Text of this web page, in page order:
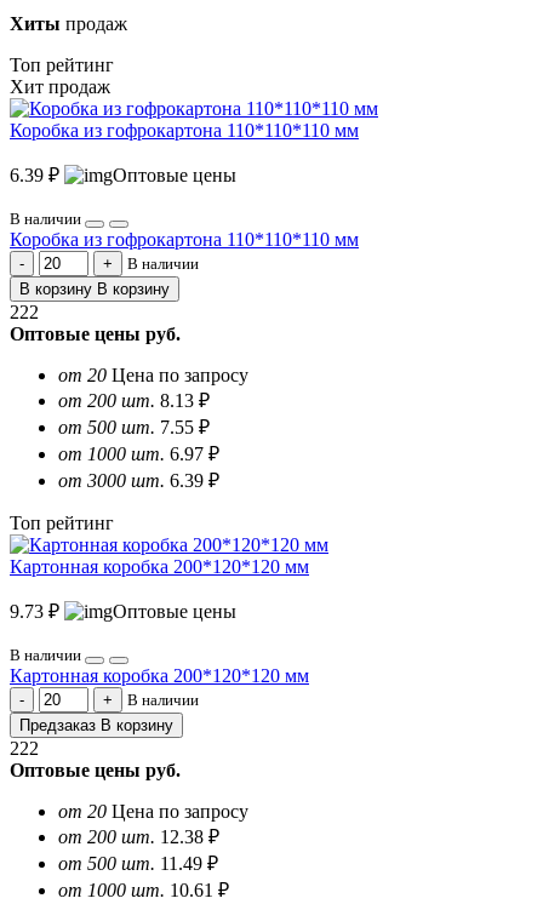
Хиты продаж
Топ рейтинг
Хит продаж
Коробка из гофрокартона 110*110*110 мм
6.39 ₽ Оптовые цены
В наличии
Коробка из гофрокартона 110*110*110 мм
В наличии
В корзину В корзину
222
Оптовые цены руб.
от 20 Цена по запросу
от 200 шт. 8.13 ₽
от 500 шт. 7.55 ₽
от 1000 шт. 6.97 ₽
от 3000 шт. 6.39 ₽
Топ рейтинг
Картонная коробка 200*120*120 мм
9.73 ₽ Оптовые цены
В наличии
Картонная коробка 200*120*120 мм
В наличии
Предзаказ В корзину
222
Оптовые цены руб.
от 20 Цена по запросу
от 200 шт. 12.38 ₽
от 500 шт. 11.49 ₽
от 1000 шт. 10.61 ₽